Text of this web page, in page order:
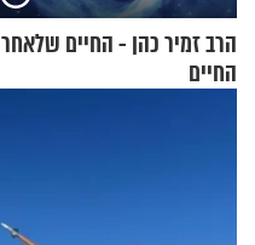
הרב זמיר כהן - החיים שלאחר
החיים